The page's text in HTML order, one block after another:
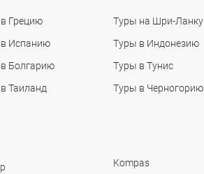
Грецию
Испанию
Болгарию
Таиланд
Туры на Шри-Ланку
Туры в Индонезию
Туры в Тунис
Туры в Черногорию
Kompas